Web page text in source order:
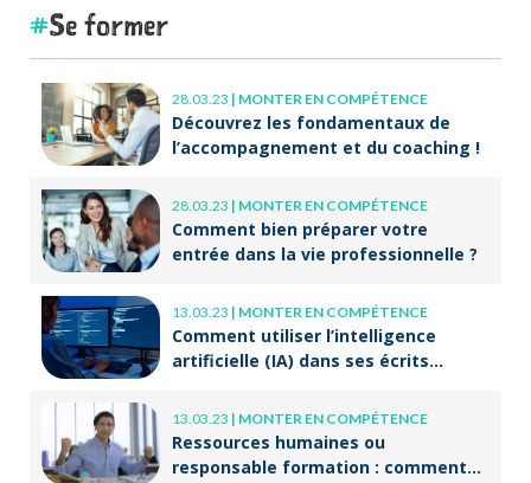
Se former
28.03.23 | MONTER EN COMPÉTENCE
Découvrez les fondamentaux de
l’accompagnement et du coaching !
28.03.23 | MONTER EN COMPÉTENCE
Comment bien préparer votre
entrée dans la vie professionnelle ?
13.03.23 | MONTER EN COMPÉTENCE
Comment utiliser l’intelligence
artificielle (IA) dans ses écrits
13.03.23 | MONTER EN COMPÉTENCE
Ressources humaines ou
responsable formation : comment